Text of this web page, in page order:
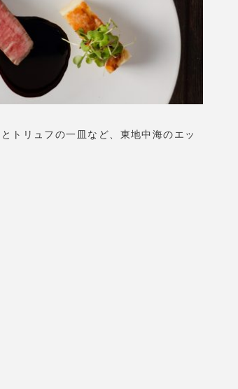
トリュフの一皿など、東地中海のエッ